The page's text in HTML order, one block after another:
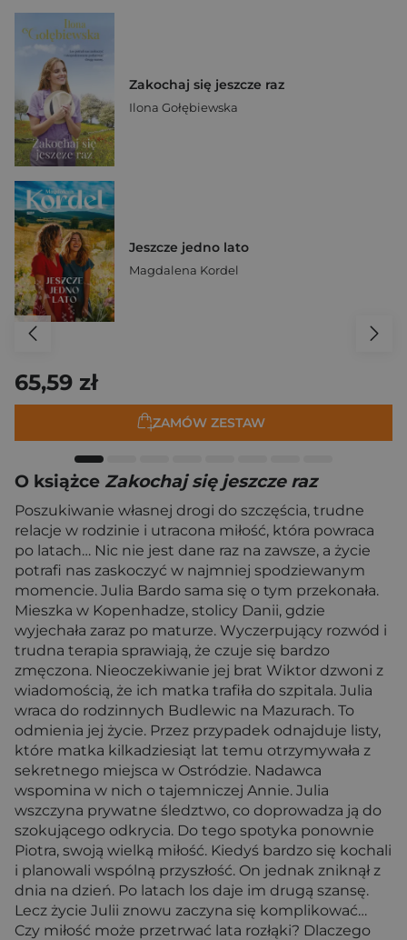
Zakochaj się jeszcze raz
Ilona Gołębiewska
Jeszcze jedno lato
Magdalena Kordel
65,59 zł
ZAMÓW ZESTAW
O książce Zakochaj się jeszcze raz
Poszukiwanie własnej drogi do szczęścia, trudne
relacje w rodzinie i utracona miłość, która powraca
po latach… Nic nie jest dane raz na zawsze, a życie
potrafi nas zaskoczyć w najmniej spodziewanym
momencie. Julia Bardo sama się o tym przekonała.
Mieszka w Kopenhadze, stolicy Danii, gdzie
wyjechała zaraz po maturze. Wyczerpujący rozwód i
trudna terapia sprawiają, że czuje się bardzo
zmęczona. Nieoczekiwanie jej brat Wiktor dzwoni z
wiadomością, że ich matka trafiła do szpitala. Julia
wraca do rodzinnych Budlewic na Mazurach. To
odmienia jej życie. Przez przypadek odnajduje listy,
które matka kilkadziesiąt lat temu otrzymywała z
sekretnego miejsca w Ostródzie. Nadawca
wspomina w nich o tajemniczej Annie. Julia
wszczyna prywatne śledztwo, co doprowadza ją do
szokującego odkrycia. Do tego spotyka ponownie
Piotra, swoją wielką miłość. Kiedyś bardzo się kochali
i planowali wspólną przyszłość. On jednak zniknął z
dnia na dzień. Po latach los daje im drugą szansę.
Lecz życie Julii znowu zaczyna się komplikować…
Czy miłość może przetrwać lata rozłąki? Dlaczego